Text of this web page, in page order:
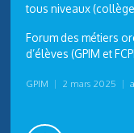
tous niveaux
Forum des métiers
d’élèves (GPIM et
GPIM | 2 mars 2025 |